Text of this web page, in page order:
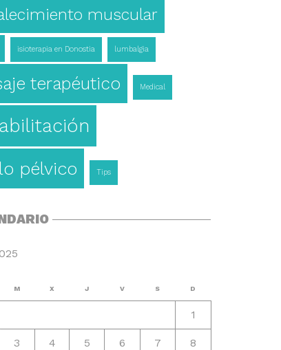
muscular
isioterapia en Donostia lumbalgia
terapéutico Medical
pélvico Tips
M X J V S D
1
3 4 5 6 7 8